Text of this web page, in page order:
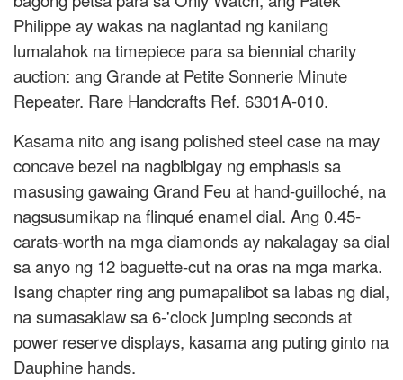
Philippe ay wakas na naglantad ng kanilang
lumalahok na timepiece para sa biennial charity
auction: ang Grande at Petite Sonnerie Minute
Repeater. Rare Handcrafts Ref. 6301A-010.
Kasama nito ang isang polished steel case na may
concave bezel na nagbibigay ng emphasis sa
masusing gawaing Grand Feu at hand-guilloché, na
nagsusumikap na flinqué enamel dial. Ang 0.45-
carats-worth na mga diamonds ay nakalagay sa dial
sa anyo ng 12 baguette-cut na oras na mga marka.
Isang chapter ring ang pumapalibot sa labas ng dial,
na sumasaklaw sa 6-'clock jumping seconds at
power reserve displays, kasama ang puting ginto na
Dauphine hands.